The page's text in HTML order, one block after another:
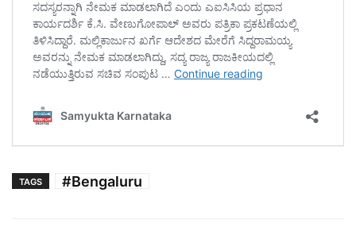
TAGS #Bengaluru